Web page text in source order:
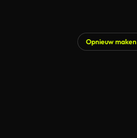
Opnieuw maken